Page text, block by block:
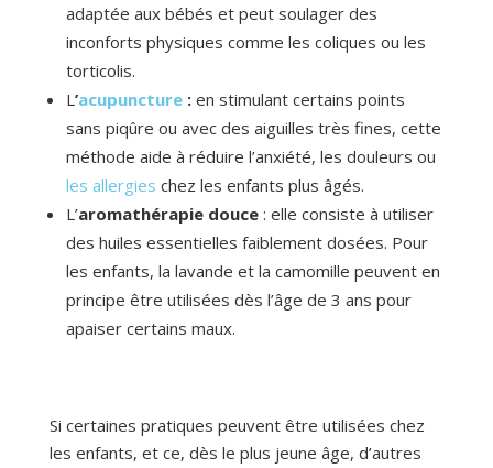
adaptée aux bébés et peut soulager des
inconforts physiques comme les coliques ou les
torticolis.
L’acupuncture: en stimulant certains points
sans piqûre ou avec des aiguilles très fines, cette
méthode aide à réduire l’anxiété, les douleurs ou
les allergies chez les enfants plus âgés.
L’aromathérapie douce: elle consiste à utiliser
des huiles essentielles faiblement dosées. Pour
les enfants, la lavande et la camomille peuvent en
principe être utilisées dès l’âge de 3 ans pour
apaiser certains maux.
Si certaines pratiques peuvent être utilisées chez
les enfants, et ce, dès le plus jeune âge, d’autres